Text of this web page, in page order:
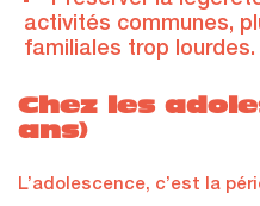
activités communes,
familiales trop lourdes.
Chez les
ans)
L’adolescence, c’est la